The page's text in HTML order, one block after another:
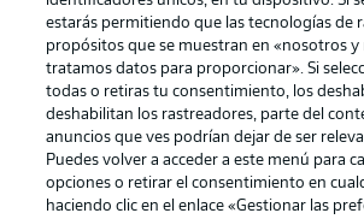
Publicidad Aviso
Gestionar las preferencias
Canales Trabajos
Jugadores
estarás permitiendo que las tecnologías de
propósitos que se muestran en «nosotros y
tratamos datos para proporcionar». Si
todas o retiras tu consentimiento, los
deshabilitan los rastreadores, parte del
anuncios que ves podrían dejar de ser
Puedes volver a acceder a este menú para
opciones o retirar el consentimiento en
haciendo clic en el enlace «Gestionar las